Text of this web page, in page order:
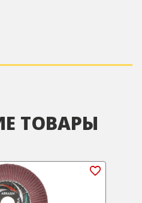
ТОВАРЫ